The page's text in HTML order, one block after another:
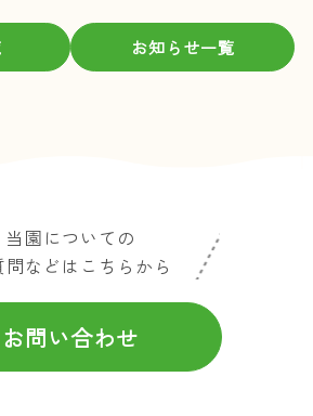
お知らせ一覧
当園についての
問などはこちらから
お問い合わせ